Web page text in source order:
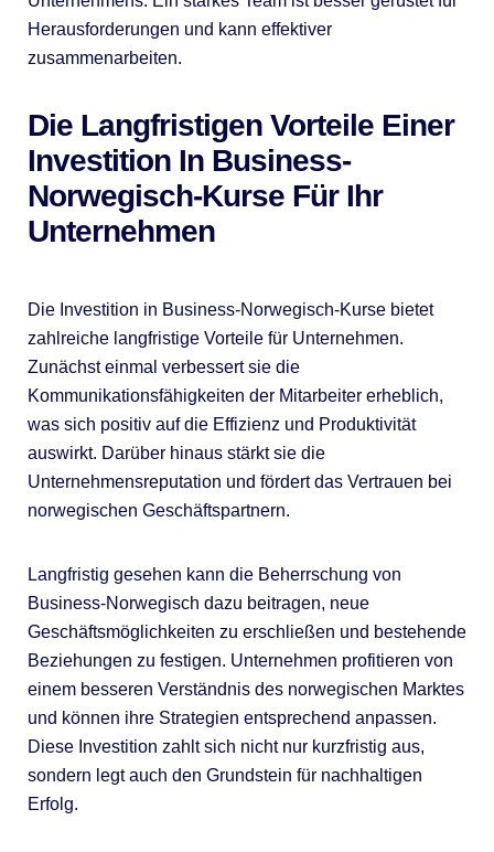
Herausforderungen und kann effektiver
zusammenarbeiten.
Die Langfristigen Vorteile Einer
Investition In Business-
Norwegisch-Kurse Für Ihr
Unternehmen
Die Investition in Business-Norwegisch-Kurse bietet
zahlreiche langfristige Vorteile für Unternehmen.
Zunächst einmal verbessert sie die
Kommunikationsfähigkeiten der Mitarbeiter erheblich,
was sich positiv auf die Effizienz und Produktivität
auswirkt. Darüber hinaus stärkt sie die
Unternehmensreputation und fördert das Vertrauen bei
norwegischen Geschäftspartnern.
Langfristig gesehen kann die Beherrschung von
Business-Norwegisch dazu beitragen, neue
Geschäftsmöglichkeiten zu erschließen und bestehende
Beziehungen zu festigen. Unternehmen profitieren von
einem besseren Verständnis des norwegischen Marktes
und können ihre Strategien entsprechend anpassen.
Diese Investition zahlt sich nicht nur kurzfristig aus,
sondern legt auch den Grundstein für nachhaltigen
Erfolg.